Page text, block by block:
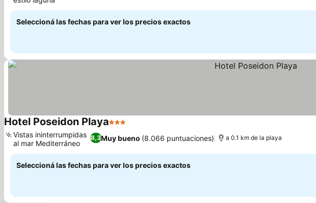
Seleccioná las fechas para ver los precios exactos
Hotel Poseidon Playa3 Estrellas
8,3Muy bueno (8.066 puntuaciones)
Vistas ininterrumpidas
al mar Mediterráneo
a 0.1 km de la playa
Seleccioná las fechas para ver los precios exactos